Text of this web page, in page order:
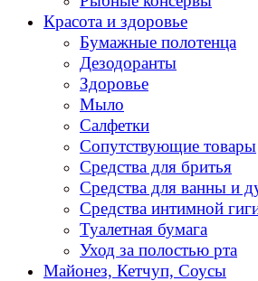
Красота и здоровье
Бумажные полотенца
Дезодоранты
Здоровье
Мыло
Салфетки
Сопутствующие товары
Средства для бритья
Средства для ванны и
Средства интимной
Туалетная бумага
Уход за полостью рта
Майонез, Кетчуп, Соусы